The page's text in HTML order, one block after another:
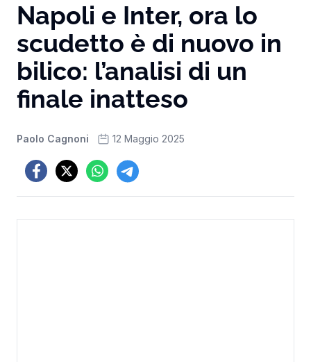
Napoli e Inter, ora lo
scudetto è di nuovo in
bilico: l’analisi di un
finale inatteso
Paolo Cagnoni 12 Maggio 2025